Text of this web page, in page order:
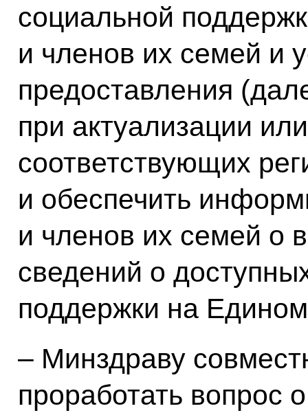
социальной
и членов их семей и
предоставления
при актуализации
соответствующих
и обеспечить
и членов их семей о
сведений о
поддержки на
– Минздраву
проработать вопрос